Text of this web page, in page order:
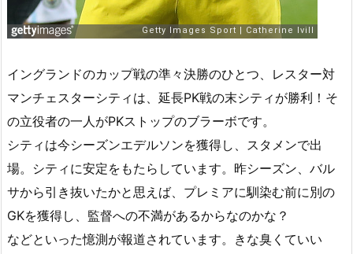
イングランドのカップ戦の準々決勝のひとつ、レスター対
マンチェスターシティは、延長PK戦の末シティが勝利！そ
の立役者の一人がPKストップのブラーボです。
シティは今シーズンエデルソンを獲得し、スタメンで出
場。シティに安定をもたらしています。昨シーズン、バル
サから引き抜いたかと思えば、プレミアに馴染む前に別の
GKを獲得し、監督への不満があるからなのかな？
などといった憶測が報道されています。きな臭くていい